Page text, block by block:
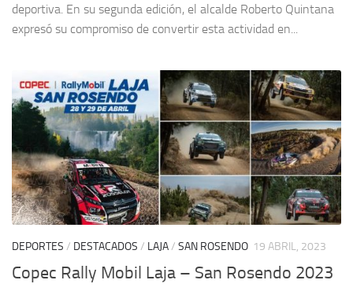
deportiva. En su segunda edición, el alcalde Roberto Quintana
expresó su compromiso de convertir esta actividad en...
DEPORTES / DESTACADOS / LAJA/ SAN ROSENDO 19 ABRIL, 2023
Copec Rally Mobil Laja – San Rosendo 2023